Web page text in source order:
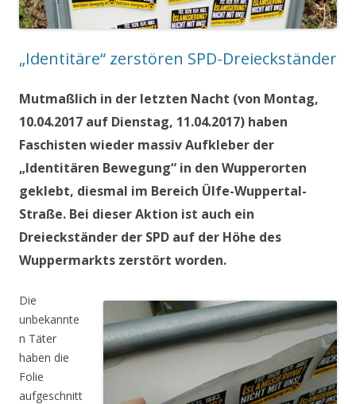
„Identitäre“ zerstören SPD-Dreieckständer
Mutmaßlich in der letzten Nacht (von Montag,
10.04.2017 auf Dienstag, 11.04.2017) haben
Faschisten wieder massiv Aufkleber der
„Identitären Bewegung“ in den Wupperorten
geklebt, diesmal im Bereich Ülfe-Wuppertal-
Straße. Bei dieser Aktion ist auch ein
Dreieckständer der SPD auf der Höhe des
Wuppermarkts zerstört worden.
Die
unbekannte
n Täter
haben die
Folie
aufgeschnitt